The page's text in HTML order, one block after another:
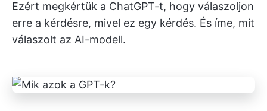
Ezért megkértük a ChatGPT-t, hogy válaszoljon
erre a kérdésre, mivel ez egy kérdés. És íme, mit
válaszolt az AI-modell.